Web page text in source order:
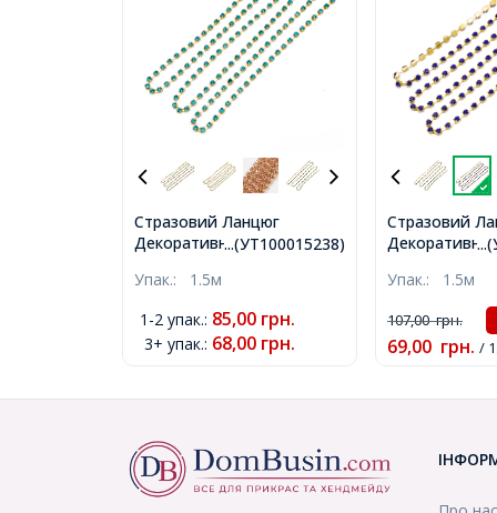
...(УТ100015238)
Стразовий Ланцюг
Декоративний, Клас А,
Циркон, 2.8мм, близько
Упак.: 1.5м
1-2 упак.: 85,00 грн.
3+ упак.: 68,00 грн.
Стразовий
близько
(УТ100020895)
Упак.: 1.5м
107,00грн.
69,00 грн. /